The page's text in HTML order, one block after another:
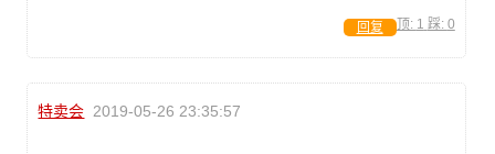
顶: 1 踩: 0
回复
特卖会 2019-05-26 23:35:57